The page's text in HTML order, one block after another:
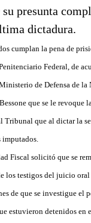
presunta
dictadura.
cumplan la pena de
Federal, de
de Defensa de la
que se le revoque
Tribunal que al dictar la
Fiscal solicitó que se
los testigos del juicio oral
de que se investigue el
estuvieron detenidos en